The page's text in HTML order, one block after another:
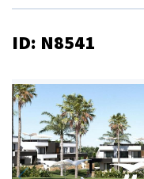
ID: N8541